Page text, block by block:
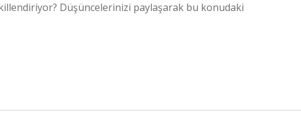
Düşüncelerinizi paylaşarak bu konudaki